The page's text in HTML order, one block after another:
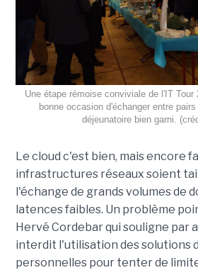
Une étape rémoise conviviale de l'IT
bonne occasion d'échanger entre
déjeunatoire bien garni.
Le cloud c'est bien, mais encore
infrastructures réseaux soient
l'échange de grands volumes de
latences faibles. Un problème
Hervé Cordebar qui souligne par
interdit l'utilisation des solutions
personnelles pour tenter de